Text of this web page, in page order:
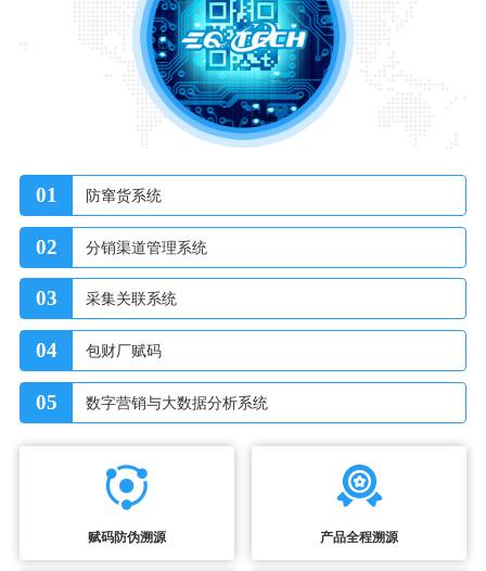
01 防窜货系统
02 分销渠道管理系统
03 采集关联系统
04 包财厂赋码
05 数字营销与大数据分析系统
赋码防伪溯源 产品全程溯源